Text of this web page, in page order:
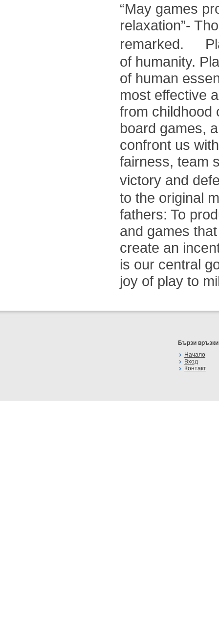
“May games
relaxation”-
remarked.
of humanity.
of human
most effective
from childhood
board games,
confront us
fairness, team
victory and
to the original
fathers: To
and games
create an
is our central
joy of play to
Бързи връзки
Начало
Вход
Контакт